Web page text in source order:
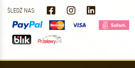
ŚLEDŹ NAS: